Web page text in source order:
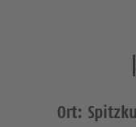
Ort: